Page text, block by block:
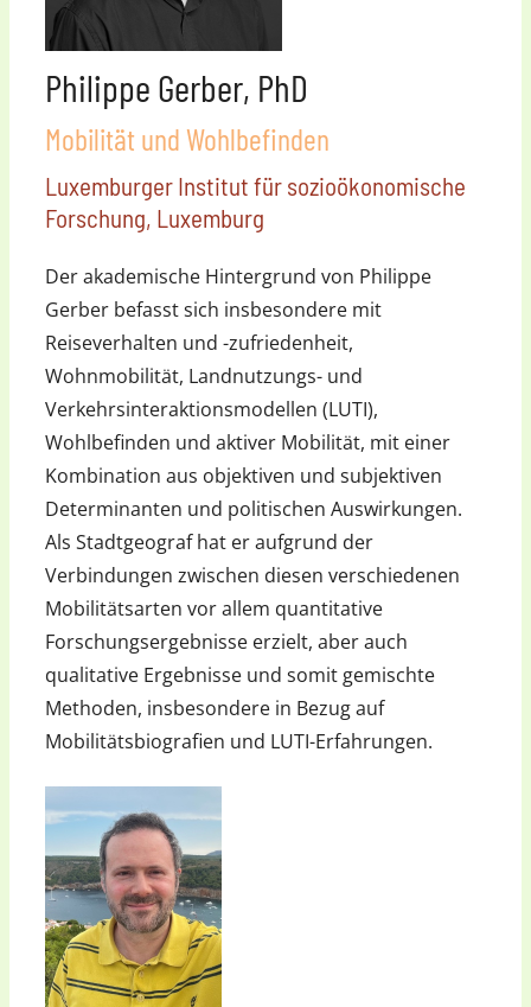
Philippe Gerber, PhD
Mobilität und Wohlbefinden
Luxemburger Institut für sozioökonomische
Forschung, Luxemburg
Der akademische Hintergrund von Philippe
Gerber befasst sich insbesondere mit
Reiseverhalten und -zufriedenheit,
Wohnmobilität, Landnutzungs- und
Verkehrsinteraktionsmodellen (LUTI),
Wohlbefinden und aktiver Mobilität, mit einer
Kombination aus objektiven und subjektiven
Determinanten und politischen Auswirkungen.
Als Stadtgeograf hat er aufgrund der
Verbindungen zwischen diesen verschiedenen
Mobilitätsarten vor allem quantitative
Forschungsergebnisse erzielt, aber auch
qualitative Ergebnisse und somit gemischte
Methoden, insbesondere in Bezug auf
Mobilitätsbiografien und LUTI-Erfahrungen.